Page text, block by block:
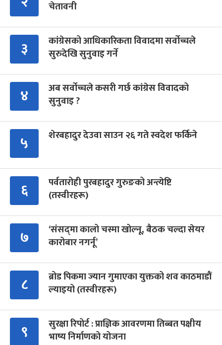
चेतावनी
३
कांग्रेसको आधिकारिकता विवादमा सर्वोच्चले
सुरुदेखि सुनुवाइ गर्ने
४
अब सर्वोच्चले कसरी गर्छ कांग्रेस विवादको
सुनुवाइ ?
५ शेरबहादुर देउवा साउन २६ गते स्वदेश फर्किने
६
पर्वतारोही पुरबहादुर गुरुङको अन्त्येष्टि
(तस्वीरहरू)
७
‘संसद्‍मा कालो चस्मा खोल्नू, बैठक चल्दा सेयर
कारोबार नगर्नू’
८
ब्रोड पिकमा ज्यान गुमाएका युक्तको शव काठमाडौं
ल्याइयो (तस्वीरहरू)
९
सुरक्षा रिपोर्ट : प्राज्ञिक आवरणमा तिब्बत पक्षीय
भाष्य निर्माणको योजना